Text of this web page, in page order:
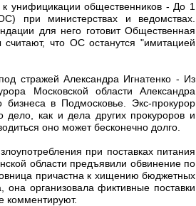
унифицикации общественников - До 1
при министерствах и ведомствах.
для него готовит Общественная
что ОС останутся "имитацией
стражей Александра Игнатенко - Из
Московской области Александра
бизнеса в Подмосковье. Экс-прокурор
как и дела других прокуроров и
оно может бесконечно долго.
при поставках питания
области предъявили обвинение по
причастна к хищению бюджетных
она организовала фиктивные поставки
комментируют.